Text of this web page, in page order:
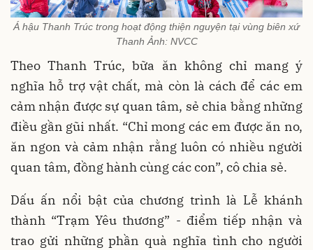
Á hậu Thanh Trúc trong hoạt động thiện nguyện tại vùng biên xứ
Thanh Ảnh: NVCC
Theo Thanh Trúc, bữa ăn không chỉ mang ý
nghĩa hỗ trợ vật chất, mà còn là cách để các em
cảm nhận được sự quan tâm, sẻ chia bằng những
điều gần gũi nhất. “Chỉ mong các em được ăn no,
ăn ngon và cảm nhận rằng luôn có nhiều người
quan tâm, đồng hành cùng các con”, cô chia sẻ.
Dấu ấn nổi bật của chương trình là Lễ khánh
thành “Trạm Yêu thương” - điểm tiếp nhận và
trao gửi những phần quà nghĩa tình cho người